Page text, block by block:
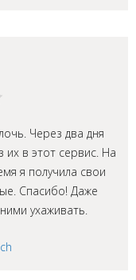
Через два дня
в этот сервис. На
я получила свои
Спасибо! Даже
ухаживать.